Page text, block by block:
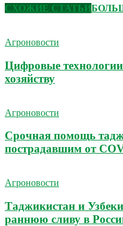
СХОЖИЕ СТАТЬИ
Агроновости
Цифровые
хозяйству
Агроновости
Срочная помощь
пострадавшим от
Агроновости
Таджикистан и
раннюю сливу в